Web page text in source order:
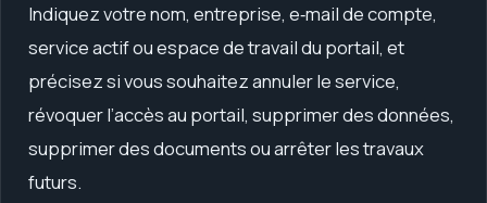
Indiquez votre nom, entreprise, e‑mail de compte,
service actif ou espace de travail du portail, et
précisez si vous souhaitez annuler le service,
révoquer l’accès au portail, supprimer des données,
supprimer des documents ou arrêter les travaux
futurs.